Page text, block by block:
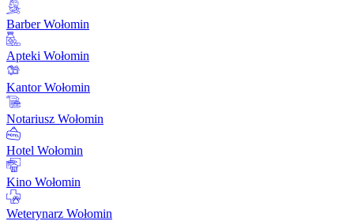
Barber Wołomin
Apteki Wołomin
Kantor Wołomin
Notariusz Wołomin
Hotel Wołomin
Kino Wołomin
Weterynarz Wołomin